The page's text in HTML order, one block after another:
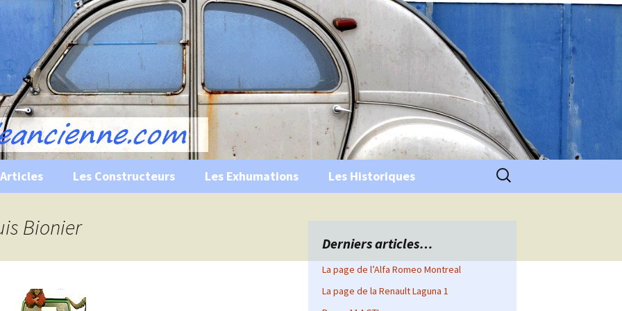
Ancienne
historiques …
Les Constructeurs Les Exhumations Les Historiques Rechercher :
Bionier
Derniers articles…
La page de l’Alfa Romeo Montreal
La page de la Renault Laguna 1